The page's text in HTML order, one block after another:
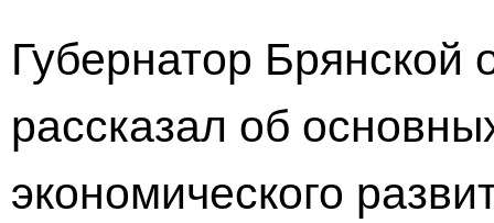
Губернатор Брянской
рассказал об
экономического